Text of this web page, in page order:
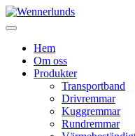
Hem
Om oss
Produkter
Transportband
Drivremmar
Kuggremmar
Rundremmar